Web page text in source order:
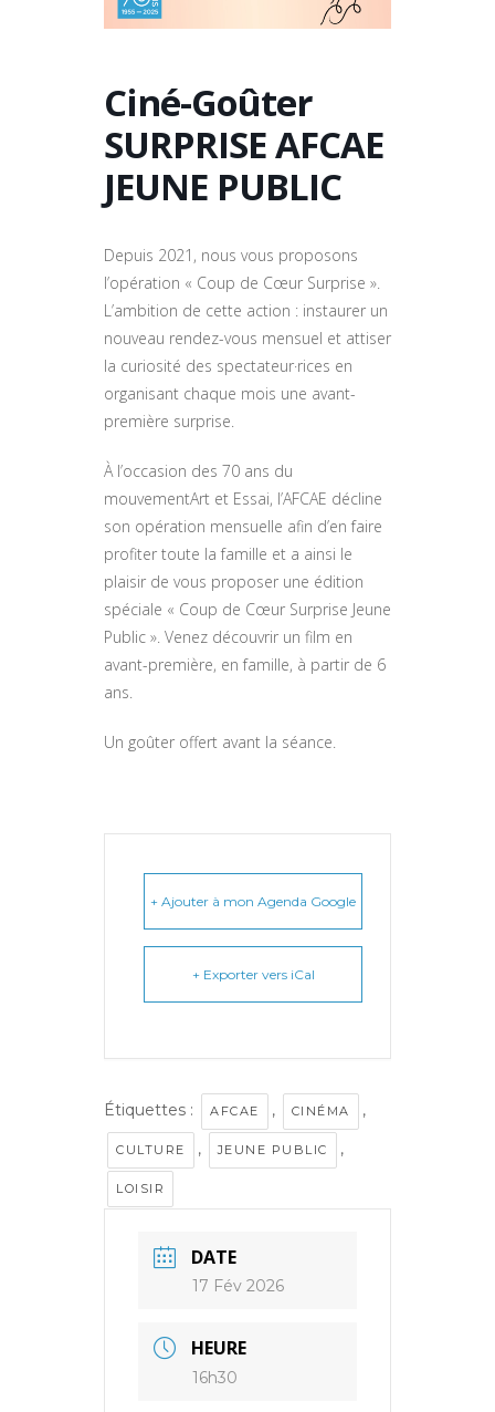
Ciné-Goûter
SURPRISE AFCAE
JEUNE PUBLIC
Depuis 2021, nous vous proposons
l’opération « Coup de Cœur Surprise ».
L’ambition de cette action : instaurer un
nouveau rendez-vous mensuel et attiser
la curiosité des spectateur·rices en
organisant chaque mois une avant-
première surprise.
À l’occasion des 70 ans du
mouvementArt et Essai, l’AFCAE décline
son opération mensuelle afin d’en faire
profiter toute la famille et a ainsi le
plaisir de vous proposer une édition
spéciale « Coup de Cœur Surprise Jeune
Public ». Venez découvrir un film en
avant-première, en famille, à partir de 6
ans.
Un goûter offert avant la séance.
+ Ajouter à mon Agenda Google
+ Exporter vers iCal
Étiquettes : AFCAE , CINÉMA ,
CULTURE , JEUNE PUBLIC ,
LOISIR
DATE
17 Fév 2026
HEURE
16h30